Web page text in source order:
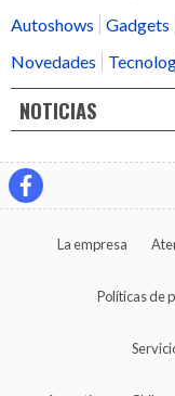
Autoshows
Gadgets
Novedades
NOTICIAS
La empresa
Políticas de